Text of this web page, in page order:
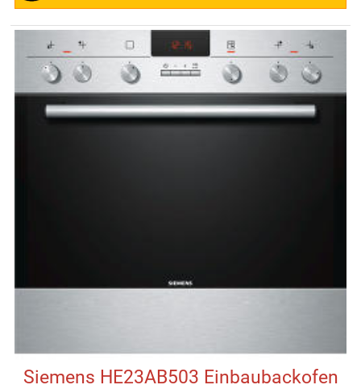
Siemens HE23AB503 Einbaubackofen